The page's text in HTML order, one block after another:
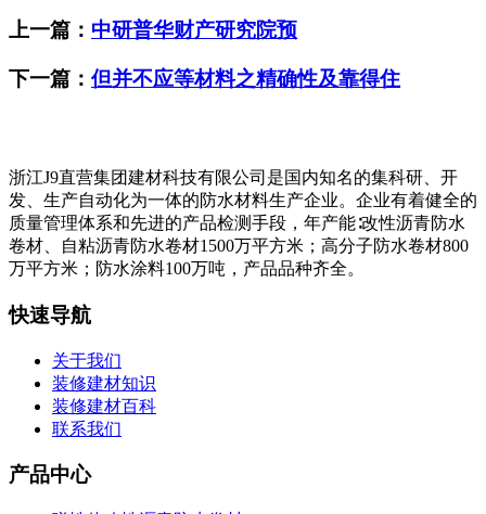
上一篇： 中研普华财产研究院预
下一篇： 但并不应等材料之精确性及靠得住
浙江J9直营集团建材科技有限公司是国内知名的集科研、开
发、生产自动化为一体的防水材料生产企业。企业有着健全的
质量管理体系和先进的产品检测手段，年产能∶改性沥青防水
卷材、自粘沥青防水卷材1500万平方米；高分子防水卷材800
万平方米；防水涂料100万吨，产品品种齐全。
快速导航
关于我们
装修建材知识
装修建材百科
联系我们
产品中心